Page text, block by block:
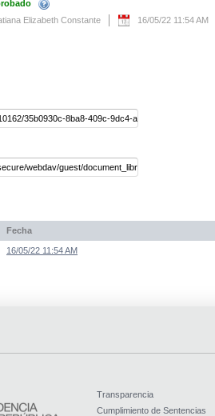
Elizabeth Constante
16/05/22 11:54 AM
Fecha
16/05/22 11:54 AM
Transparencia
Cumplimiento de Sentencias